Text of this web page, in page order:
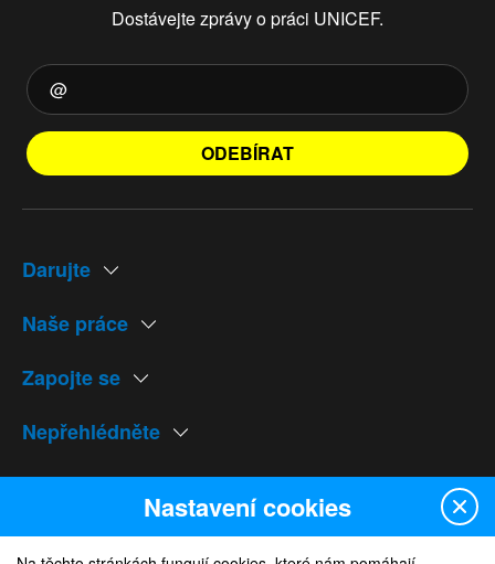
Dostávejte zprávy o práci UNICEF.
ODEBÍRAT
Darujte
Naše práce
Zapojte se
Nepřehlédněte
Naše weby
Nastavení cookies